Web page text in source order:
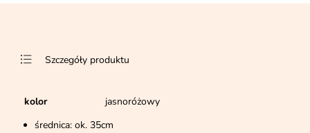
Szczegóły produktu
kolor
jasnoróżowy
średnica: ok. 35cm